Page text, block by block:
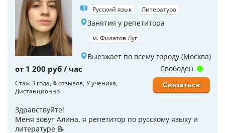
Русский язык Литература
Занятия у репетитора
м. Филатов Луг
Выезжает по всему городу (Москва)
от 1 200 руб / час
Стаж 3 года 6отзывов У ученика
Дистанционно
Здравствуйте!
Меня зовут Алина, я репетитор по русскому языку и
литературе 📝
Свободен
Связаться